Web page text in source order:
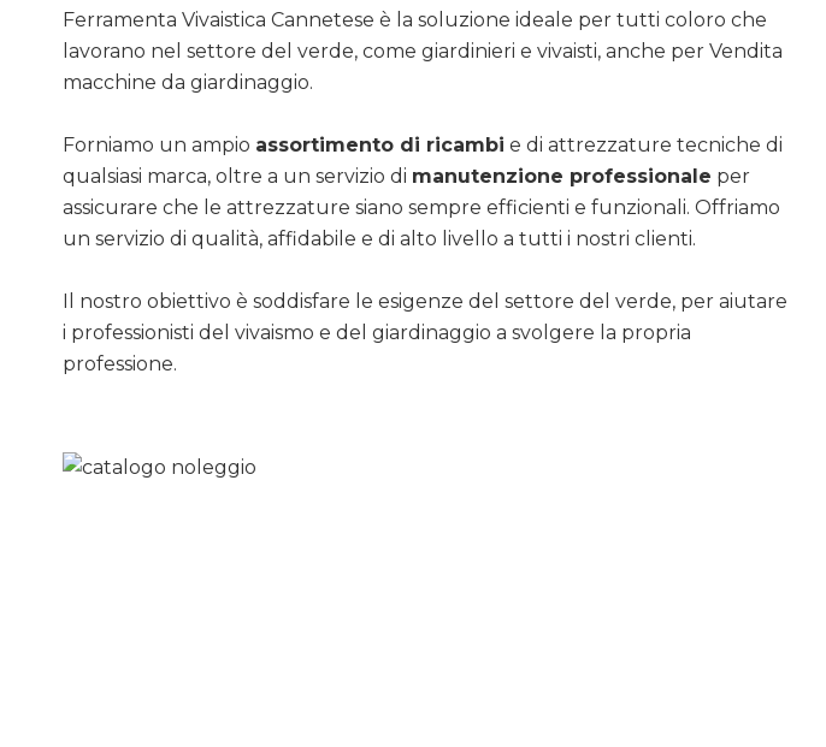
Ferramenta Vivaistica Cannetese è la soluzione ideale per tutti coloro che
lavorano nel settore del verde, come giardinieri e vivaisti, anche per Vendita
macchine da giardinaggio.
Forniamo un ampio assortimento di ricambi e di attrezzature tecniche di
qualsiasi marca, oltre a un servizio di manutenzione professionale per
assicurare che le attrezzature siano sempre efficienti e funzionali. Offriamo
un servizio di qualità, affidabile e di alto livello a tutti i nostri clienti.
Il nostro obiettivo è soddisfare le esigenze del settore del verde, per aiutare
i professionisti del vivaismo e del giardinaggio a svolgere la propria
professione.